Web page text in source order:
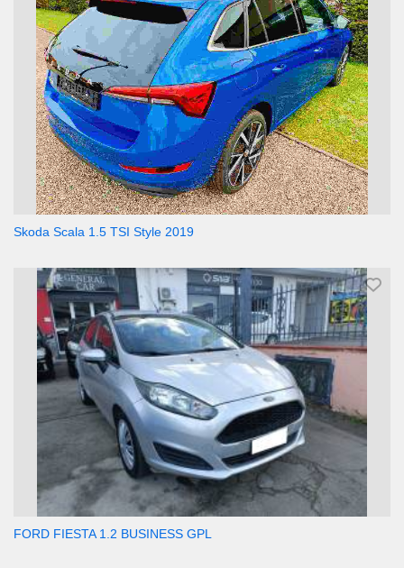
Skoda Scala 1.5 TSI Style 2019
FORD FIESTA 1.2 BUSINESS GPL